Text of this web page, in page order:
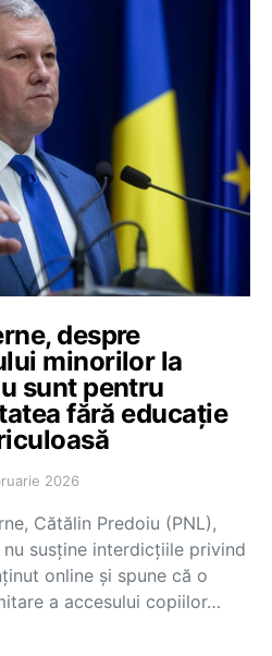
despre
minorilor la
sunt pentru
fără educație
2026
Cătălin Predoiu (PNL),
nu susține interdicțiile privind
online și spune că o
a accesului copiilor…